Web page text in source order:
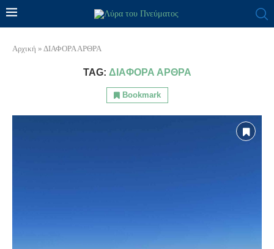
Αρχική » ΔΙΑΦΟΡΑ ΑΡΘΡΑ
TAG: ΔΙΑΦΟΡΑ ΑΡΘΡΑ
Bookmark